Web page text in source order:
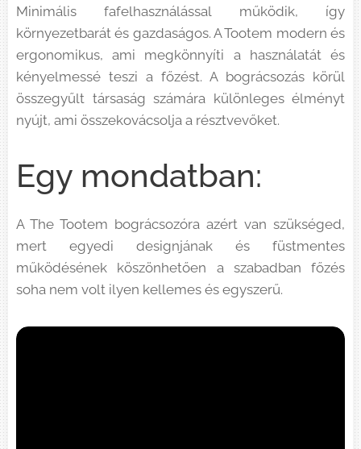
Minimális fafelhasználással működik, így
környezetbarát és gazdaságos. A Tootem modern és
ergonomikus, ami megkönnyíti a használatát és
kényelmessé teszi a főzést. A bográcsozás körül
összegyűlt társaság számára különleges élményt
nyújt, ami összekovácsolja a résztvevőket.
Egy mondatban:
A The Tootem bográcsozóra azért van szükséged,
mert egyedi designjának és füstmentes
működésének köszönhetően a szabadban főzés
soha nem volt ilyen kellemes és egyszerű.